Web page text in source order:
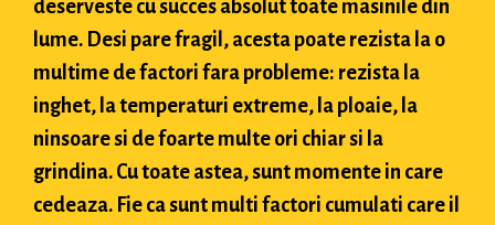
deserveste cu succes absolut toate masinile din
lume. Desi pare fragil, acesta poate rezista la o
multime de factori fara probleme: rezista la
inghet, la temperaturi extreme, la ploaie, la
ninsoare si de foarte multe ori chiar si la
grindina. Cu toate astea, sunt momente in care
cedeaza. Fie ca sunt multi factori cumulati care il